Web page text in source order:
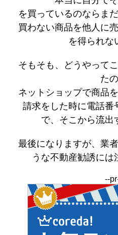
を買っているのならま
買わない商品を他人に
を得られな
そもそも、どうやって
た
ネットショップで商品
請求をした時に電話番
で、そこから流出
最後になりますが、業
うな不動産勧誘には
--